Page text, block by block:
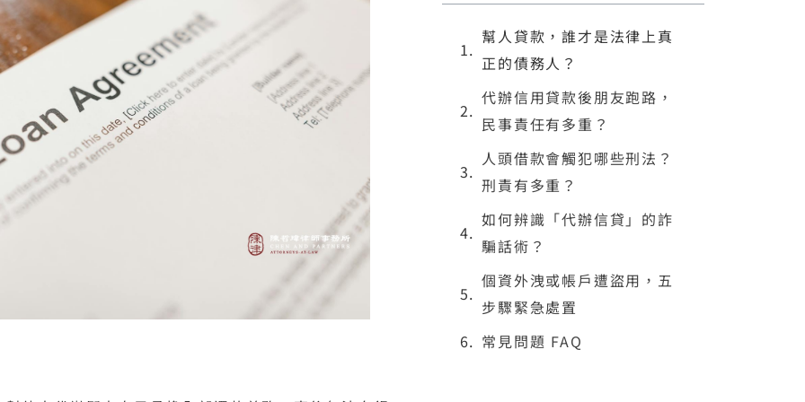
幫人貸款，誰才是法律上真
正的債務人？
代辦信用貸款後朋友跑路，
民事責任有多重？
人頭借款會觸犯哪些刑法？
刑責有多重？
如何辨識「代辦信貸」的詐
騙話術？
個資外洩或帳戶遭盜用，五
步驟緊急處置
常見問題 FAQ